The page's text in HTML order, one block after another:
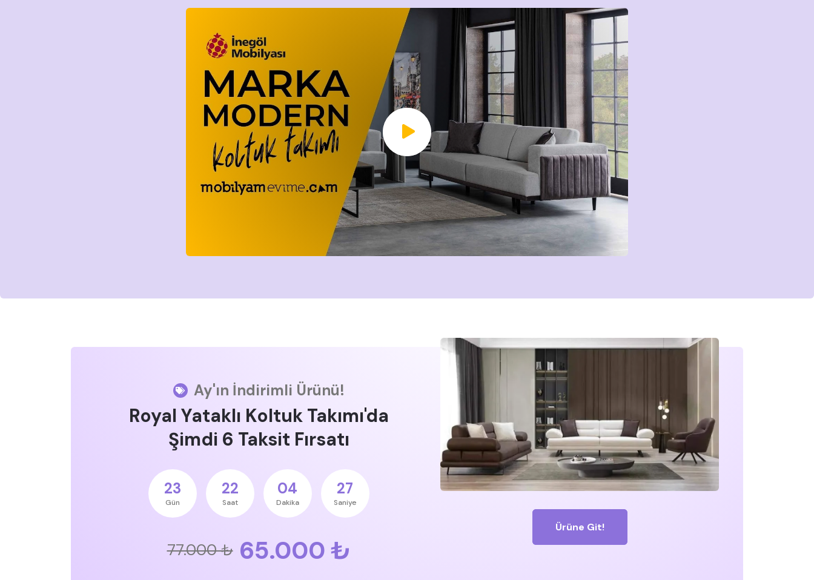
Ay'ın İndirimli Ürünü!
Royal Yataklı Koltuk Takımı'da
Şimdi 6 Taksit Fırsatı
23
Gün
22
Saat
04
Dakika
26
Saniye
77.000 ₺ 65.000 ₺
Ürüne Git!